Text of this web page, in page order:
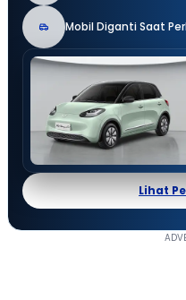
Mobil Diganti Saat
Lihat